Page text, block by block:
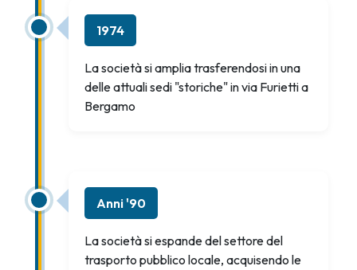
1974
La società si amplia trasferendosi in una
delle attuali sedi "storiche" in via Furietti a
Bergamo
Anni '90
La società si espande del settore del
trasporto pubblico locale, acquisendo le